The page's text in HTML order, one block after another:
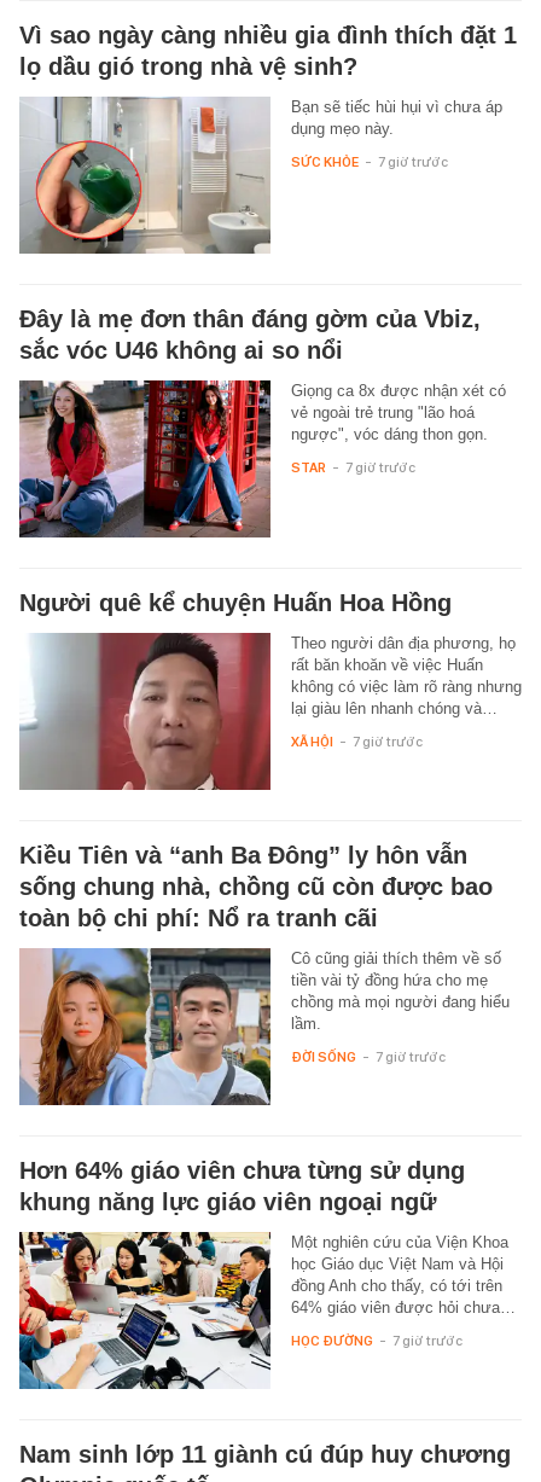
Vì sao ngày càng nhiều gia đình thích đặt 1
lọ dầu gió trong nhà vệ sinh?
Bạn sẽ tiếc hùi hụi vì chưa áp
dụng mẹo này.
SỨC KHỎE - 7 giờ trước
Đây là mẹ đơn thân đáng gờm của Vbiz,
sắc vóc U46 không ai so nổi
Giọng ca 8x được nhận xét có
vẻ ngoài trẻ trung "lão hoá
ngược", vóc dáng thon gọn.
STAR - 7 giờ trước
Người quê kể chuyện Huấn Hoa Hồng
Theo người dân địa phương, họ
rất băn khoăn về việc Huấn
không có việc làm rõ ràng nhưng
lại giàu lên nhanh chóng và…
XÃ HỘI - 7 giờ trước
Kiều Tiên và “anh Ba Đông” ly hôn vẫn
sống chung nhà, chồng cũ còn được bao
toàn bộ chi phí: Nổ ra tranh cãi
Cô cũng giải thích thêm về số
tiền vài tỷ đồng hứa cho mẹ
chồng mà mọi người đang hiểu
lầm.
ĐỜI SỐNG - 7 giờ trước
Hơn 64% giáo viên chưa từng sử dụng
khung năng lực giáo viên ngoại ngữ
Một nghiên cứu của Viện Khoa
học Giáo dục Việt Nam và Hội
đồng Anh cho thấy, có tới trên
64% giáo viên được hỏi chưa…
HỌC ĐƯỜNG - 7 giờ trước
Nam sinh lớp 11 giành cú đúp huy chương